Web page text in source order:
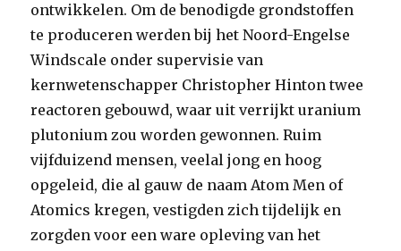
ontwikkelen. Om de benodigde grondstoffen
te produceren werden bij het Noord-Engelse
Windscale onder supervisie van
kernwetenschapper Christopher Hinton twee
reactoren gebouwd, waar uit verrijkt uranium
plutonium zou worden gewonnen. Ruim
vijfduizend mensen, veelal jong en hoog
opgeleid, die al gauw de naam Atom Men of
Atomics kregen, vestigden zich tijdelijk en
zorgden voor een ware opleving van het